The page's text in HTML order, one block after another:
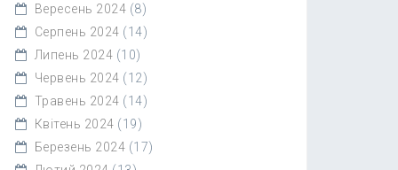
Вересень 2024 (8)
Серпень 2024 (14)
Липень 2024 (10)
Червень 2024 (12)
Травень 2024 (14)
Квітень 2024 (19)
Березень 2024 (17)